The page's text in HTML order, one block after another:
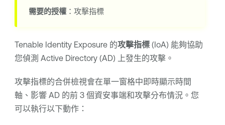
需要的授權：攻擊指標
Tenable Identity Exposure的攻擊指標(IoA) 能夠協助
您偵測 Active Directory (AD) 上發生的攻擊。
攻擊指標的合併檢視會在單一窗格中即時顯示時間
軸、影響 AD 的前 3 個資安事端和攻擊分布情況。您
可以執行以下動作：